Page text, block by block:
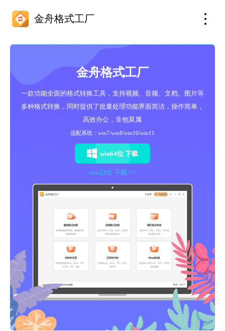
金舟格式工厂
金舟格式工厂
一款功能全面的格式转换工具，支持视频、音频、文档、图片等
多种格式转换，同时提供了批量处理功能界面简洁，操作简单，
高效办公，非他莫属
适配系统：win7/win8/win10/win11
win64位 下载
win32位 下载 >>